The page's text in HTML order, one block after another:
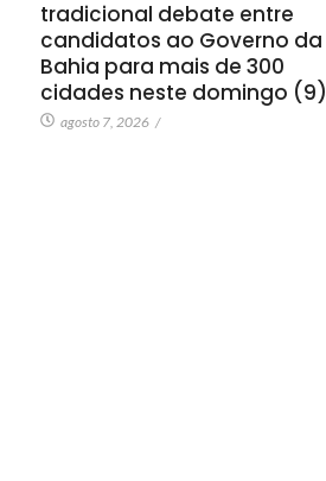
tradicional debate entre
candidatos ao Governo da
Bahia para mais de 300
cidades neste domingo (9)
agosto 7, 2026 /